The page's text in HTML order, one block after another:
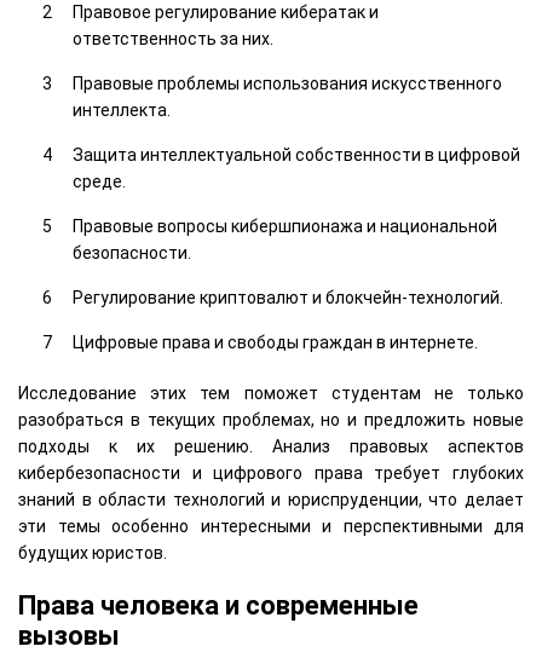
Правовое регулирование кибератак и
ответственность за них.
Правовые проблемы использования искусственного
интеллекта.
Защита интеллектуальной собственности в цифровой
среде.
Правовые вопросы кибершпионажа и национальной
безопасности.
Регулирование криптовалют и блокчейн-технологий.
Цифровые права и свободы граждан в интернете.
Исследование этих тем поможет студентам не только
разобраться в текущих проблемах, но и предложить новые
подходы к их решению. Анализ правовых аспектов
кибербезопасности и цифрового права требует глубоких
знаний в области технологий и юриспруденции, что делает
эти темы особенно интересными и перспективными для
будущих юристов.
Права человека и современные
вызовы